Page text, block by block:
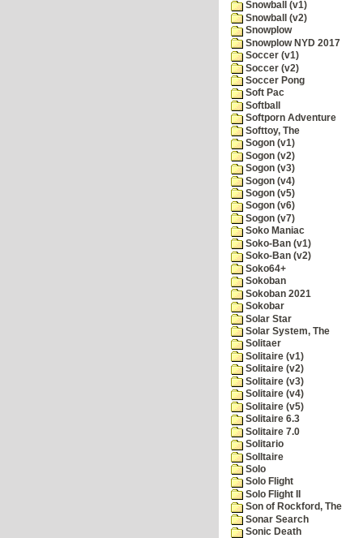
Snowball (v1)
Snowball (v2)
Snowplow
Snowplow NYD 2017
Soccer (v1)
Soccer (v2)
Soccer Pong
Soft Pac
Softball
Softporn Adventure
Softtoy, The
Sogon (v1)
Sogon (v2)
Sogon (v3)
Sogon (v4)
Sogon (v5)
Sogon (v6)
Sogon (v7)
Soko Maniac
Soko-Ban (v1)
Soko-Ban (v2)
Soko64+
Sokoban
Sokoban 2021
Sokobar
Solar Star
Solar System, The
Solitaer
Solitaire (v1)
Solitaire (v2)
Solitaire (v3)
Solitaire (v4)
Solitaire (v5)
Solitaire 6.3
Solitaire 7.0
Solitario
Solltaire
Solo
Solo Flight
Solo Flight II
Son of Rockford, The
Sonar Search
Sonic Death